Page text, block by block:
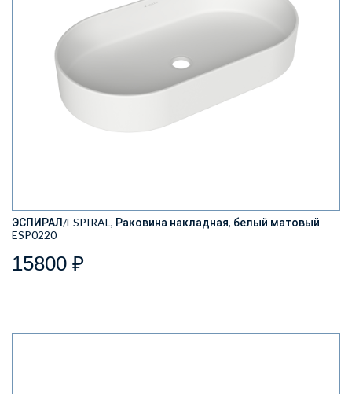
ЭСПИРАЛ/ESPIRAL, Раковина накладная, белый матовый
ESP0220
15800 ₽